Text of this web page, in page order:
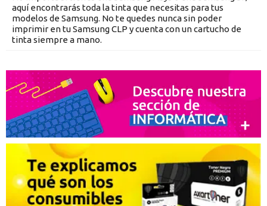
aquí encontrarás toda la tinta que necesitas para tus
modelos de Samsung. No te quedes nunca sin poder
imprimir en tu Samsung CLP y cuenta con un cartucho de
tinta siempre a mano.